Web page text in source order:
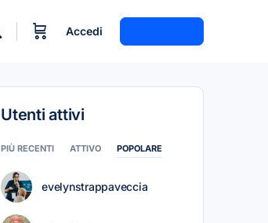
Accedi
Utenti attivi
PIÙ RECENTI ATTIVO POPOLARE
evelynstrappaveccia